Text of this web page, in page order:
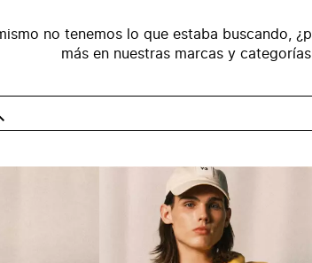
no tenemos lo que estaba buscando,
más en nuestras marcas y